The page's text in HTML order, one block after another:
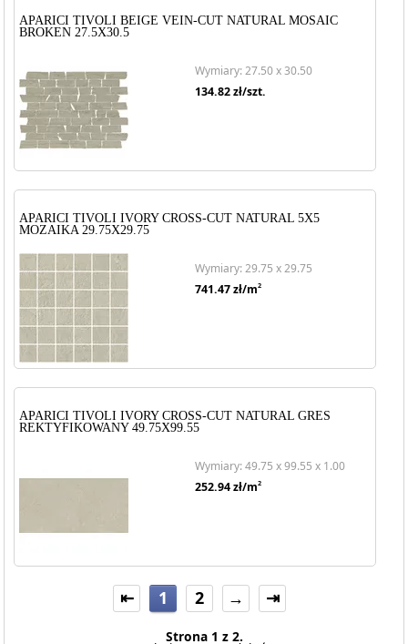
APARICI TIVOLI BEIGE VEIN-CUT NATURAL MOSAIC
BROKEN 27.5X30.5
Wymiary: 27.50 x 30.50
134.82zł/szt.
APARICI TIVOLI IVORY CROSS-CUT NATURAL 5X5
MOZAIKA 29.75X29.75
Wymiary: 29.75 x 29.75
741.47zł/m2
APARICI TIVOLI IVORY CROSS-CUT NATURAL GRES
REKTYFIKOWANY 49.75X99.55
Wymiary: 49.75 x 99.55 x 1.00
252.94zł/m2
⇤ 1 2 → ⇥
Strona 1 z 2.